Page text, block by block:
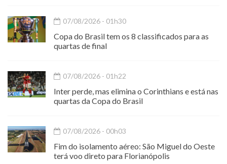
07/08/2026 - 01h30
Copa do Brasil tem os 8 classificados para as
quartas de final
07/08/2026 - 01h22
Inter perde, mas elimina o Corinthians e está nas
quartas da Copa do Brasil
07/08/2026 - 00h03
Fim do isolamento aéreo: São Miguel do Oeste
terá voo direto para Florianópolis